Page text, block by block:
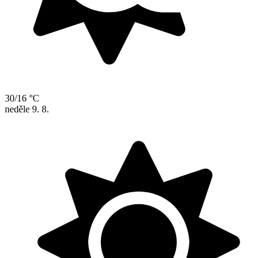
30/16 °C
neděle 9. 8.